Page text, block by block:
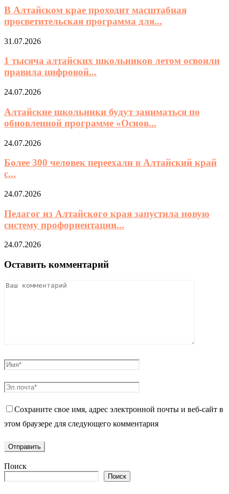
В Алтайском крае проходит масштабная
просветительская программа для...
31.07.2026
1 тысяча алтайских школьников летом освоили
правила цифровой...
24.07.2026
Алтайские школьники будут заниматься по
обновленной программе «Основ...
24.07.2026
Более 300 человек переехали в Алтайский край
с...
24.07.2026
Педагог из Алтайского края запустила новую
систему профориентации...
24.07.2026
Оставить комментарий
Сохраните свое имя, адрес электронной почты и веб-сайт в
этом браузере для следующего комментария
Поиск
Поиск